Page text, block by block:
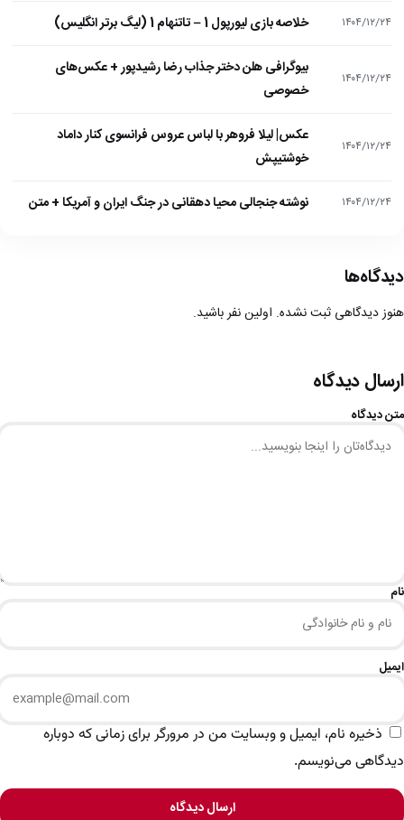
۱۴۰۴/۱۲/۲۴ خلاصه بازی لیورپول 1 – تاتنهام 1 (لیگ برتر انگلیس)
۱۴۰۴/۱۲/۲۴
بیوگرافی هلن دختر جذاب رضا رشیدپور + عکس‌های
خصوصی
۱۴۰۴/۱۲/۲۴
عکس| لیلا فروهر با لباس عروس فرانسوی کنار داماد
خوشتیپش
۱۴۰۴/۱۲/۲۴ نوشته جنجالی محیا دهقانی در جنگ ایران و آمریکا + متن
دیدگاه‌ها
هنوز دیدگاهی ثبت نشده. اولین نفر باشید.
ارسال دیدگاه
متن دیدگاه
نام
ایمیل
ذخیره نام، ایمیل و وبسایت من در مرورگر برای زمانی که دوباره
دیدگاهی می‌نویسم.
ارسال دیدگاه